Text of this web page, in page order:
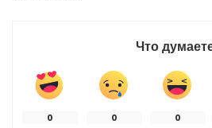
Что
0 0 0